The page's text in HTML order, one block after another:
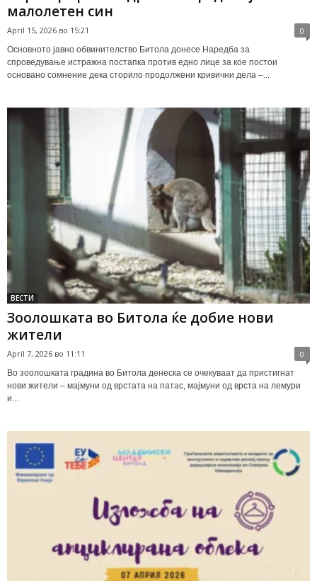
малолетен син
April 15, 2026 во 15:21 0
Основното јавно обвинителство Битола донесе Наредба за
спроведување истражна постапка против едно лице за кое постои
основано сомнение дека сторило продолжени кривични дела –...
ВЕСТИ
Зоолошката во Битола ќе добие нови
жители
April 7, 2026 во 11:11 0
Во зоолошката градина во Битола денеска се очекуваат да пристигнат
нови жители – мајмуни од врстата на патас, мајмуни од врста на лемури
и...